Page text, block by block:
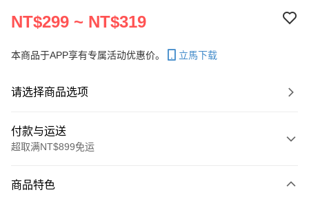
NT$299 ~ NT$319
本商品于APP享有专属活动优惠价。 立馬下载
请选择商品选项
付款与运送
超取满NT$899免运
信用卡一次付款
商品特色